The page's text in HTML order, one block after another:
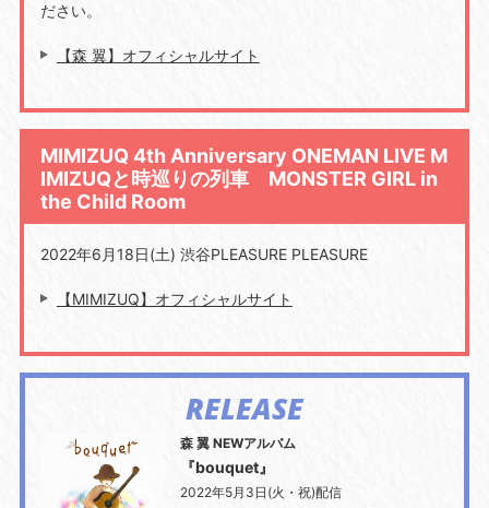
ださい。
【森 翼】オフィシャルサイト
MIMIZUQ 4th Anniversary ONEMAN LIVE M
IMIZUQと時巡りの列車 MONSTER GIRL in
the Child Room
2022年6月18日(土) 渋谷PLEASURE PLEASURE
【MIMIZUQ】オフィシャルサイト
RELEASE
森 翼 NEWアルバム
『bouquet』
2022年5月3日(火・祝)配信